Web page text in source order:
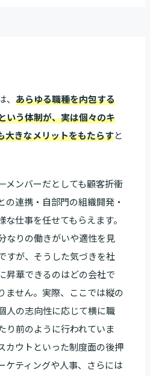
あらゆる職種を内包する
いう体制が、実は個々のキ
大きなメリットをもたらすと
メンバーだとしても顧客折衝
の連携・自部門の組織開発・
仕事を任せてもらえます。
なりの働きがいや適性を見
すが、そうした気づきを社
昇華できるのはどの会社で
ません。実際、ここでは縦の
人の志向性に応じて横に職
り前のように行われていま
カウトといった制度面の後押
ケティングや人事、さらには